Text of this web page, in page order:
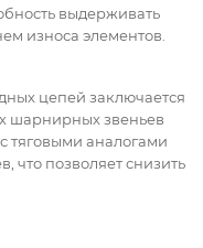
выдерживать
износа элементов.
цепей заключается
шарнирных звеньев
тяговыми аналогами
что позволяет снизить